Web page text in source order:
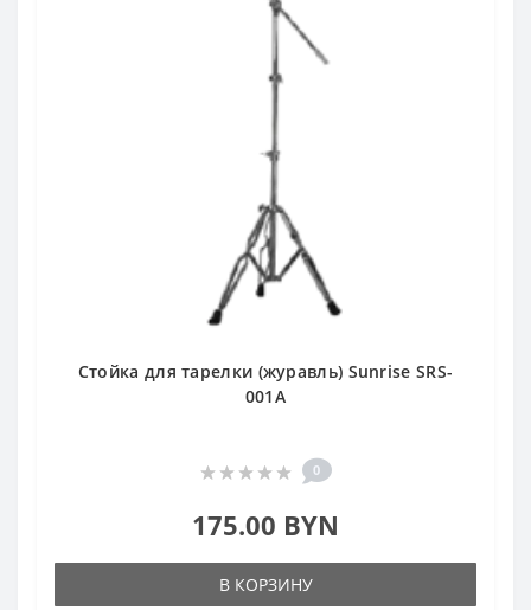
Стойка для тарелки (журавль) Sunrise SRS-
001A
0
175.00 BYN
В КОРЗИНУ